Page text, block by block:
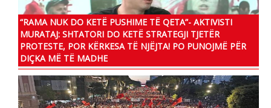
“RAMA NUK DO KETË PUSHIME TË QETA”- AKTIVISTI
MURATAJ: SHTATORI DO KETË STRATEGJI TJETËR
PROTESTE, POR KËRKESA TË NJËJTA! PO PUNOJMË PËR
DIÇKA MË TË MADHE